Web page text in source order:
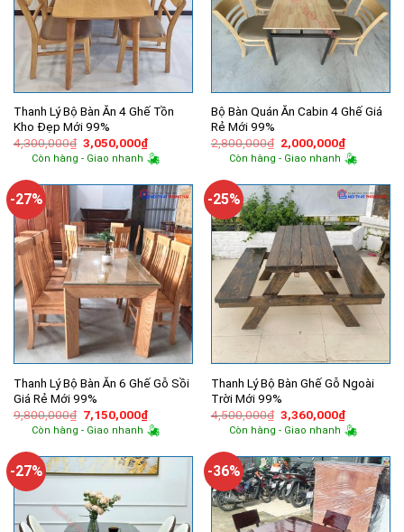
Thanh Lý Bộ Bàn Ăn 4 Ghế Tồn
Kho Đẹp Mới 99%
4,300,000₫ Giá
gốc
là:
3,050,000₫Giá
hiện
tại
3,050,000₫.
Còn hàng - Giao nhanh
Bộ Bàn Quán Ăn Cabin 4 Ghế Giá
Rẻ Mới 99%
2,800,000₫ Giá
gốc
là:
2,000,000₫Giá
hiện
tại
Còn hàng - Giao nhanh
-27%
Thanh Lý Bộ Bàn Ăn 6 Ghế Gỗ Sồi
Giá Rẻ Mới 99%
9,800,000₫ Giá
gốc
là:
7,150,000₫Giá
hiện
tại
7,150,000₫.
Còn hàng - Giao nhanh
-25%
Thanh Lý Bộ Bàn Ghế Gỗ Ngoài
Trời Mới 99%
4,500,000₫ Giá
gốc
là:
3,360,000₫Giá
hiện
tại
Còn hàng - Giao nhanh
-27% -36%